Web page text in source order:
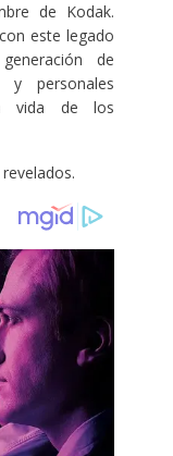
de Kodak.
este legado
de
y personales
vida de los